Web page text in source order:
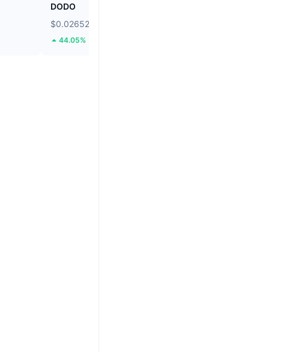
DODO
$0.02652
44.05%